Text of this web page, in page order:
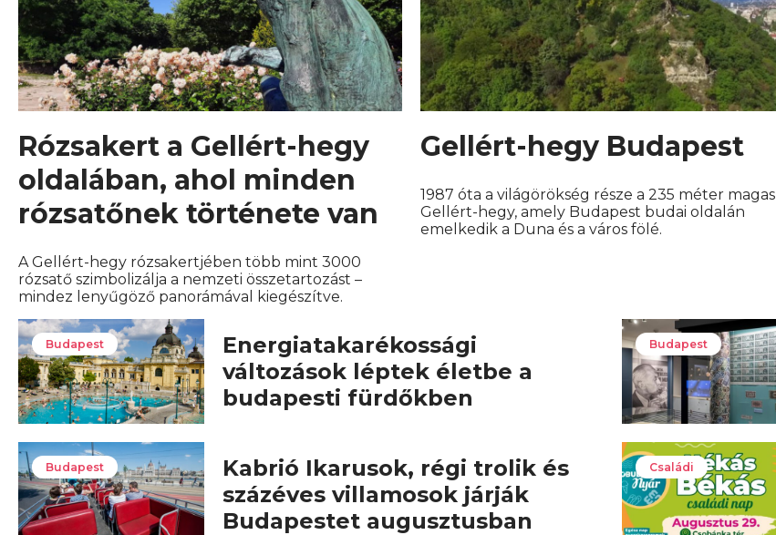
Rózsakert a Gellért-hegy
oldalában, ahol minden
rózsatőnek története van
A Gellért-hegy rózsakertjében több mint 3000
rózsatő szimbolizálja a nemzeti összetartozást –
mindez lenyűgöző panorámával kiegészítve.
Gellért-hegy Budapest
1987 óta a világörökség része a 235 méter magas
Gellért-hegy, amely Budapest budai oldalán
emelkedik a Duna és a város fölé.
Budapest
Energiatakarékossági
változások léptek életbe a
budapesti fürdőkben
Budapest
Budapest
Kabrió Ikarusok, régi trolik és
százéves villamosok járják
Budapestet augusztusban
Családi